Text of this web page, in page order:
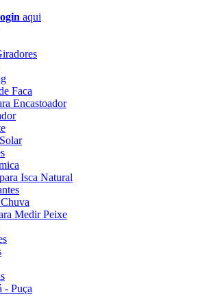
aqui
Faca
Encastoador
Isca Natural
Medir Peixe
- Puça